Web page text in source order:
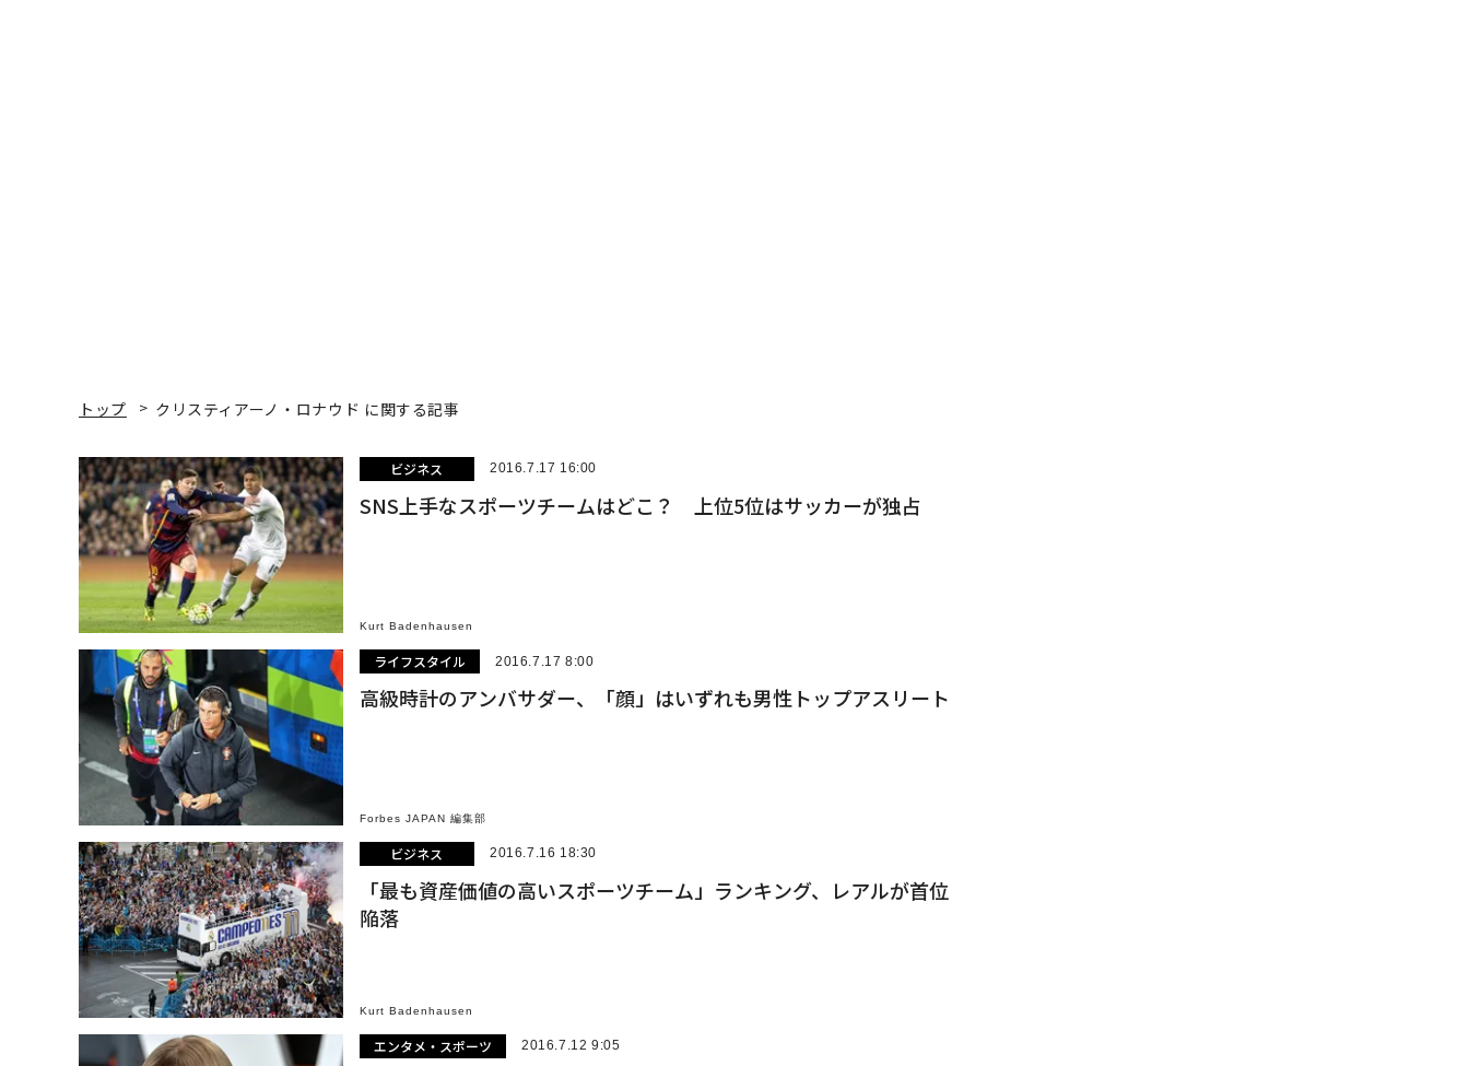
トップ クリスティアーノ・ロナウド に関する記事
ビジネス 2016.7.17 16:00
SNS上手なスポーツチームはどこ？ 上位5位はサッカーが独占
Kurt Badenhausen
ライフスタイル 2016.7.17 8:00
高級時計のアンバサダー、「顔」はいずれも男性トップアスリート
Forbes JAPAN 編集部
ビジネス 2016.7.16 18:30
「最も資産価値の高いスポーツチーム」ランキング、レアルが首位
陥落
Kurt Badenhausen
エンタメ・スポーツ 2016.7.12 9:05